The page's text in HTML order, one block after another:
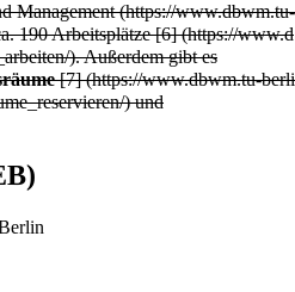
Management
190 Arbeitsplätze[6]
. Außerdem gibt es
[7]
und